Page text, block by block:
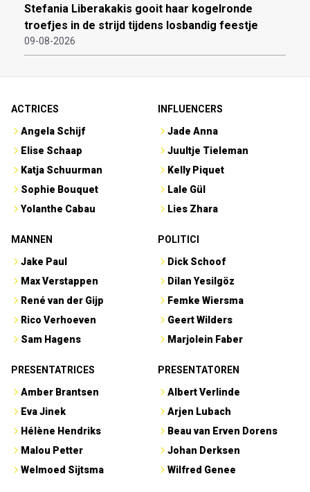
Stefania Liberakakis gooit haar kogelronde
troefjes in de strijd tijdens losbandig feestje
09-08-2026
ACTRICES
Angela Schijf
Elise Schaap
Katja Schuurman
Sophie Bouquet
Yolanthe Cabau
INFLUENCERS
Jade Anna
Juultje Tieleman
Kelly Piquet
Lale Gül
Lies Zhara
MANNEN
Jake Paul
Max Verstappen
René van der Gijp
Rico Verhoeven
Sam Hagens
POLITICI
Dick Schoof
Dilan Yesilgöz
Femke Wiersma
Geert Wilders
Marjolein Faber
PRESENTATRICES
Amber Brantsen
Eva Jinek
Hélène Hendriks
Malou Petter
Welmoed Sijtsma
PRESENTATOREN
Albert Verlinde
Arjen Lubach
Beau van Erven Dorens
Johan Derksen
Wilfred Genee